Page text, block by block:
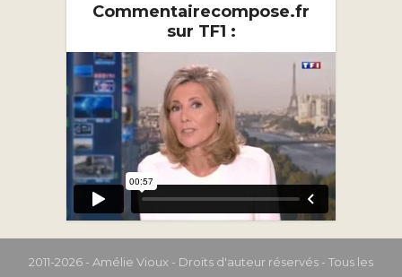
Commentairecompose.fr
sur TF1 :
2011-2026 - Amélie Vioux - Droits d'auteur réservés - Tous les